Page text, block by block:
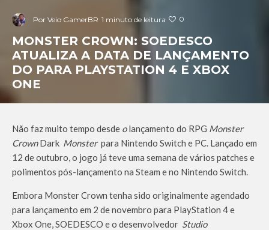
Por Veio GamerBR 1 minuto de leitura 0
MONSTER CROWN: SOEDESCO
ATUALIZA A DATA DE LANÇAMENTO
DO PARA PLAYSTATION 4 E XBOX
ONE
Não faz muito tempo desde olançamento do RPG Monster
CrownDark Monster para Nintendo Switch e PC. Lançado em
12 de outubro, o jogo já teve uma semana de vários patches e
polimentos pós-lançamento na Steam e no Nintendo Switch.
Embora Monster Crown tenha sido originalmente agendado
para lançamento em 2 de novembro para PlayStation 4 e
Xbox One, SOEDESCO e o desenvolvedor Studio